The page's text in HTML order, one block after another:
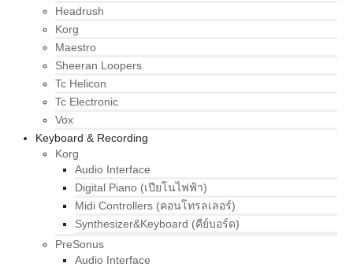
Headrush
Korg
Maestro
Sheeran Loopers
Tc Helicon
Tc Electronic
Vox
Keyboard & Recording
Korg
Audio Interface
Digital Piano (เปียโนไฟฟ้า)
Midi Controllers (คอนโทรลเลอร์)
Synthesizer&Keyboard (คีย์บอร์ด)
PreSonus
Audio Interface